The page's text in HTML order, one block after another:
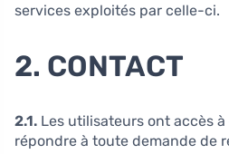
services exploités par celle-ci.
2. CONTACT
2.1. Les utilisateurs ont accès
répondre à toute demande de